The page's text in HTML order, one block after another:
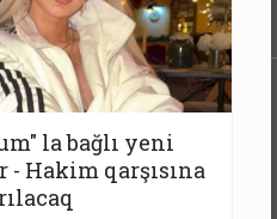
la bağlı yeni
- Hakim qarşısına